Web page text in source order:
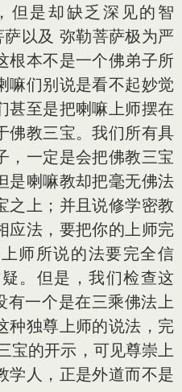
但是却缺乏深见的智
以及 弥勒菩萨极为严
根本不是一个佛弟子所
嘛们别说是看不起妙觉
甚至是把喇嘛上师摆在
佛教三宝。我们所有具
，一定是会把佛教三宝
是喇嘛教却把毫无佛法
之上；并且说修学密教
应法，要把你的上师完
师所说的法要完全信
。但是，我们检查这
有一个是在三乘佛法上
种独尊上师的说法，完
宝的开示，可见尊崇上
学人，正是外道而不是